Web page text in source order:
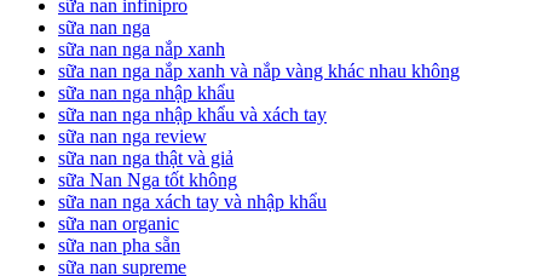
sữa nan infinipro
sữa nan nga
sữa nan nga nắp xanh
sữa nan nga nắp xanh và nắp vàng khác nhau không
sữa nan nga nhập khẩu
sữa nan nga nhập khẩu và xách tay
sữa nan nga review
sữa nan nga thật và giả
sữa Nan Nga tốt không
sữa nan nga xách tay và nhập khẩu
sữa nan organic
sữa nan pha sẵn
sữa nan supreme